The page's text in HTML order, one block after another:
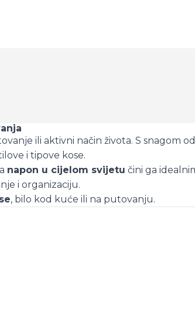
ili aktivni način života. S snagom od
i tipove kose.
napon u cijelom svijetu čini ga
i organizaciju.
, bilo kod kuće ili na putovanju.